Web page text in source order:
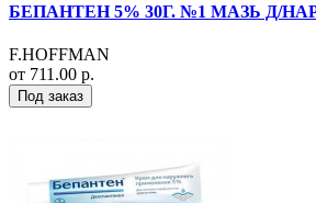
БЕПАНТЕН 5% 30Г. №1 МАЗЬ Д/
F.HOFFMAN
от 711.00 р.
Под заказ